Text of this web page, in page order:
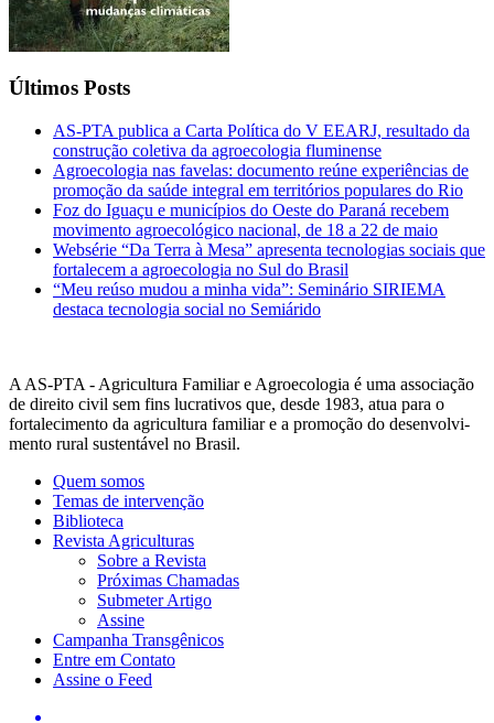
Últimos Posts
AS-PTA publica a Carta Política do V EEARJ, resultado da
construção coletiva da agroecologia fluminense
Agroecologia nas favelas: documento reúne experiências de
promoção da saúde integral em territórios populares do Rio
Foz do Iguaçu e municípios do Oeste do Paraná recebem
movimento agroecológico nacional, de 18 a 22 de maio
Websérie “Da Terra à Mesa” apresenta tecnologias sociais que
fortalecem a agroecologia no Sul do Brasil
“Meu reúso mudou a minha vida”: Seminário SIRIEMA
destaca tecnologia social no Semiárido
A AS-PTA - Agricultura Familiar e Agro­ecologia é uma associação
de direito civil sem fins lucrativos que, desde 1983, atua para o
fortalecimento da agricultura familiar e a promoção do desenvolvi­
mento rural sustentável no Brasil.
Quem somos
Temas de intervenção
Biblioteca
Revista Agriculturas
Sobre a Revista
Próximas Chamadas
Submeter Artigo
Assine
Campanha Transgênicos
Entre em Contato
Assine o Feed